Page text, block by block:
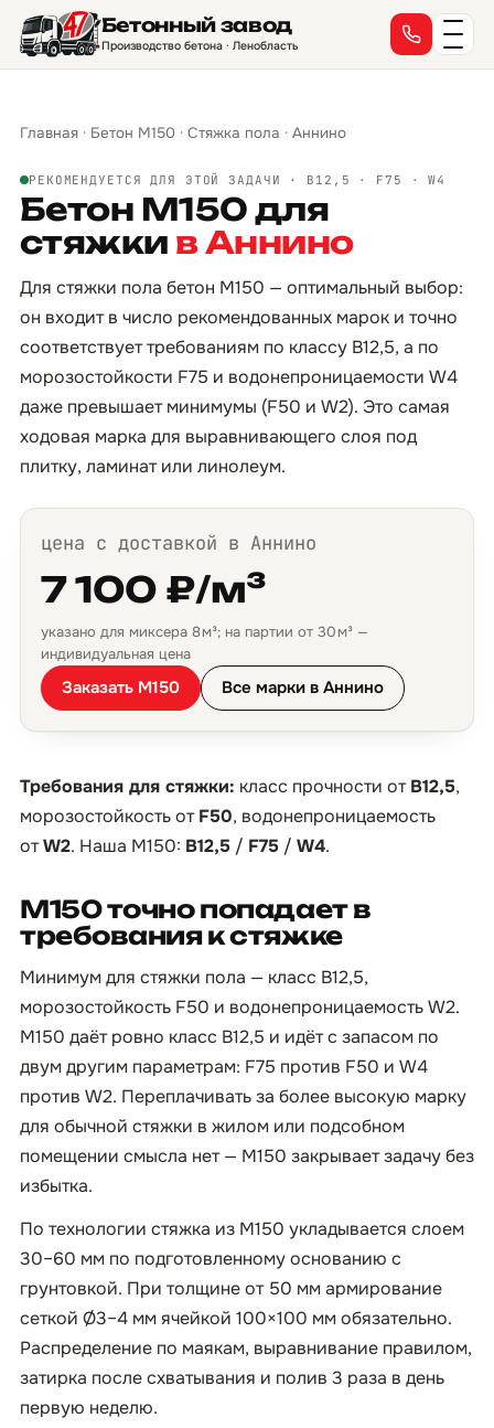
Бетонный завод
Производство бетона · Ленобласть
Главная · Бетон М150 · Стяжка пола · Аннино
РЕКОМЕНДУЕТСЯ ДЛЯ ЭТОЙ ЗАДАЧИ · B12,5 · F75 · W4
Бетон М150 для
стяжки в Аннино
Для стяжки пола бетон М150 — оптимальный выбор:
он входит в число рекомендованных марок и точно
соответствует требованиям по классу B12,5, а по
морозостойкости F75 и водонепроницаемости W4
даже превышает минимумы (F50 и W2). Это самая
ходовая марка для выравнивающего слоя под
плитку, ламинат или линолеум.
цена с доставкой в Аннино
7 100 ₽/м³
указано для миксера 8 м³; на партии от 30 м³ —
индивидуальная цена
Заказать М150 Все марки в Аннино
Требования для стяжки: класс прочности отB12,5,
морозостойкость отF50, водонепроницаемость
отW2. Наша М150: B12,5 / F75 / W4.
М150 точно попадает в
требования к стяжке
Минимум для стяжки пола — класс B12,5,
морозостойкость F50 и водонепроницаемость W2.
М150 даёт ровно класс B12,5 и идёт с запасом по
двум другим параметрам: F75 против F50 и W4
против W2. Переплачивать за более высокую марку
для обычной стяжки в жилом или подсобном
помещении смысла нет — М150 закрывает задачу без
избытка.
По технологии стяжка из М150 укладывается слоем
30–60 мм по подготовленному основанию с
грунтовкой. При толщине от 50 мм армирование
сеткой Ø3–4 мм ячейкой 100×100 мм обязательно.
Распределение по маякам, выравнивание правилом,
затирка после схватывания и полив 3 раза в день
первую неделю.